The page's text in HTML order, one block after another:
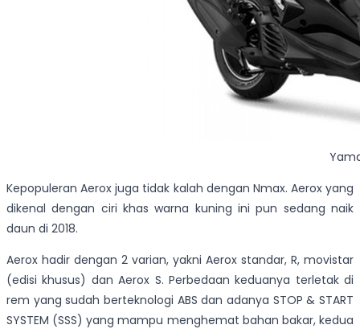
Kepopuleran Aerox juga tidak kalah dengan Nmax. Aerox yang
dikenal dengan ciri khas warna kuning ini pun sedang naik
daun di 2018.
Aerox hadir dengan 2 varian, yakni Aerox standar, R, movistar
(edisi khusus) dan Aerox S. Perbedaan keduanya terletak di
rem yang sudah berteknologi ABS dan adanya STOP & START
SYSTEM (SSS) yang mampu menghemat bahan bakar, kedua